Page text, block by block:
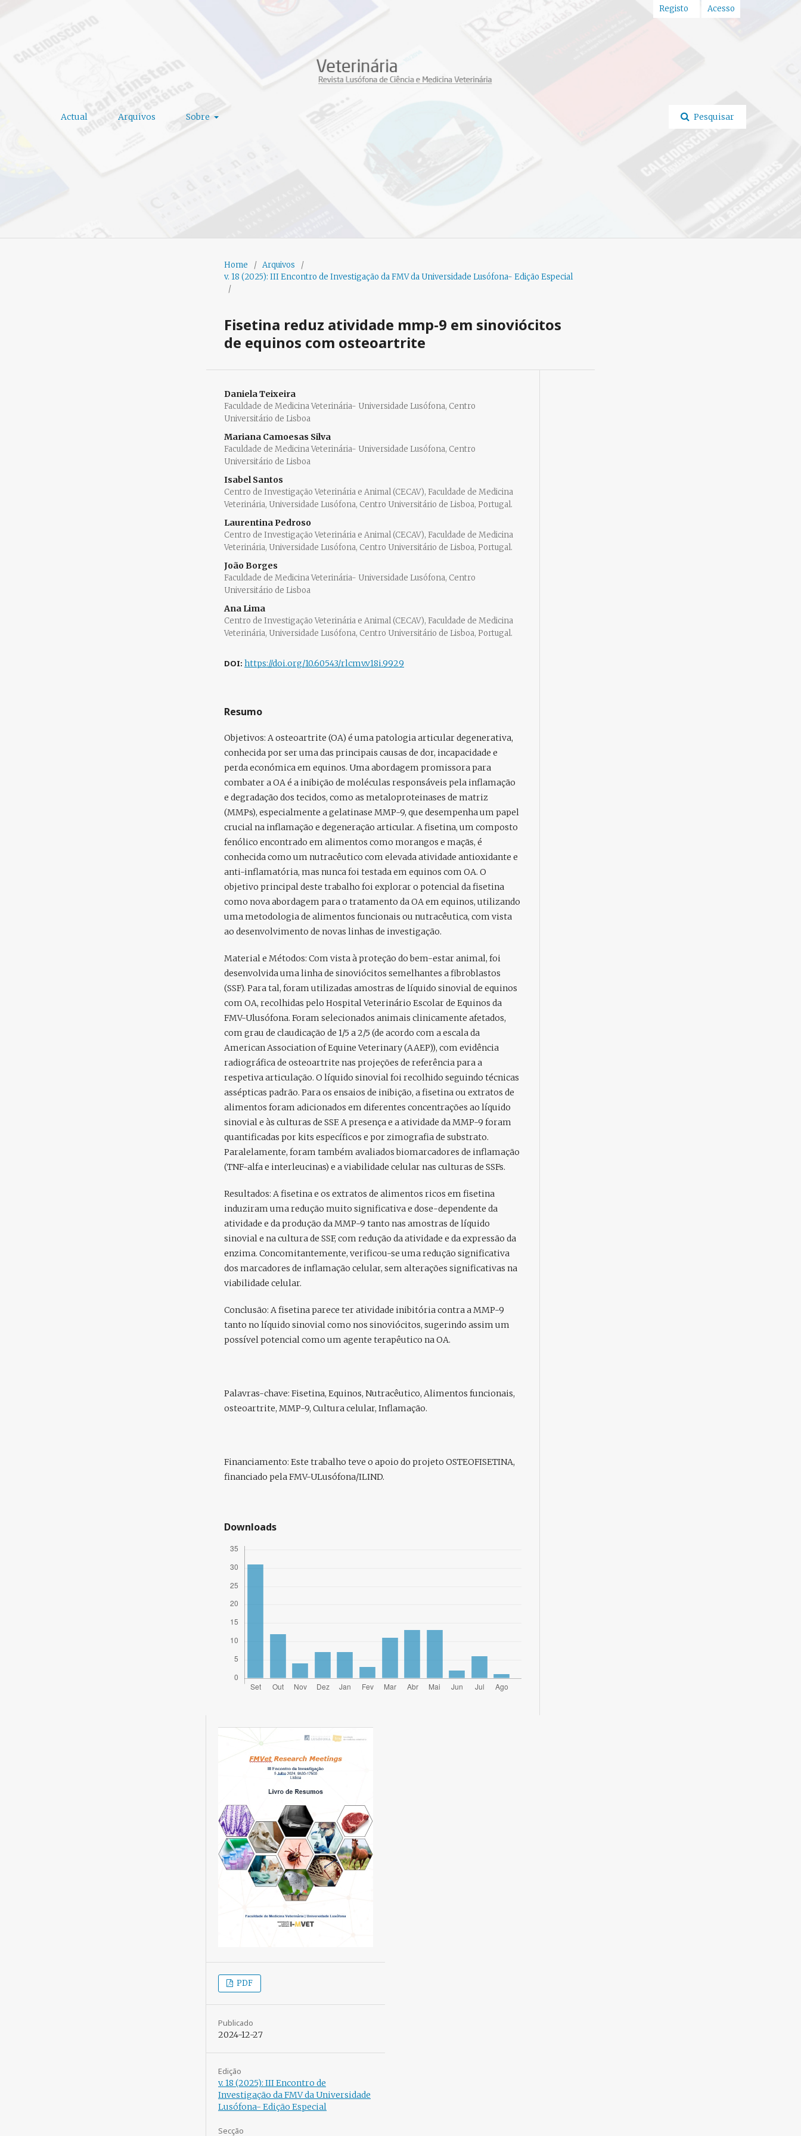
Actual Arquivos Sobre Pesquisar
Registo Acesso
Home / Arquivos
/
v. 18 (2025): III Encontro de Investigação da FMV da Universidade Lusófona- Edição Especial
/
Fisetina reduz atividade mmp-9 em sinoviócitos
de equinos com osteoartrite
Daniela Teixeira
Faculdade de Medicina Veterinária- Universidade Lusófona, Centro
Universitário de Lisboa
Mariana Camoesas Silva
Faculdade de Medicina Veterinária- Universidade Lusófona, Centro
Universitário de Lisboa
Isabel Santos
Centro de Investigação Veterinária e Animal (CECAV), Faculdade de Medicina
Veterinária, Universidade Lusófona, Centro Universitário de Lisboa, Portugal.
Laurentina Pedroso
Centro de Investigação Veterinária e Animal (CECAV), Faculdade de Medicina
Veterinária, Universidade Lusófona, Centro Universitário de Lisboa, Portugal.
João Borges
Faculdade de Medicina Veterinária- Universidade Lusófona, Centro
Universitário de Lisboa
Ana Lima
Centro de Investigação Veterinária e Animal (CECAV), Faculdade de Medicina
Veterinária, Universidade Lusófona, Centro Universitário de Lisboa, Portugal.
DOI: https://doi.org/10.60543/rlcmv.v18i.9929
Resumo
Objetivos: A osteoartrite (OA) é uma patologia articular degenerativa,
conhecida por ser uma das principais causas de dor, incapacidade e
perda económica em equinos. Uma abordagem promissora para
combater a OA é a inibição de moléculas responsáveis pela inflamação
e degradação dos tecidos, como as metaloproteinases de matriz
(MMPs), especialmente a gelatinase MMP-9, que desempenha um papel
crucial na inflamação e degeneração articular. A fisetina, um composto
fenólico encontrado em alimentos como morangos e maçãs, é
conhecida como um nutracêutico com elevada atividade antioxidante e
anti-inflamatória, mas nunca foi testada em equinos com OA. O
objetivo principal deste trabalho foi explorar o potencial da fisetina
como nova abordagem para o tratamento da OA em equinos, utilizando
uma metodologia de alimentos funcionais ou nutracêutica, com vista
ao desenvolvimento de novas linhas de investigação.
Material e Métodos: Com vista à proteção do bem-estar animal, foi
desenvolvida uma linha de sinoviócitos semelhantes a fibroblastos
(SSF). Para tal, foram utilizadas amostras de líquido sinovial de equinos
com OA, recolhidas pelo Hospital Veterinário Escolar de Equinos da
FMV-Ulusófona. Foram selecionados animais clinicamente afetados,
com grau de claudicação de 1/5 a 2/5 (de acordo com a escala da
American Association of Equine Veterinary (AAEP)), com evidência
radiográfica de osteoartrite nas projeções de referência para a
respetiva articulação. O líquido sinovial foi recolhido seguindo técnicas
assépticas padrão. Para os ensaios de inibição, a fisetina ou extratos de
alimentos foram adicionados em diferentes concentrações ao líquido
sinovial e às culturas de SSF. A presença e a atividade da MMP-9 foram
quantificadas por kits específicos e por zimografia de substrato.
Paralelamente, foram também avaliados biomarcadores de inflamação
(TNF-alfa e interleucinas) e a viabilidade celular nas culturas de SSFs.
Resultados: A fisetina e os extratos de alimentos ricos em fisetina
induziram uma redução muito significativa e dose-dependente da
atividade e da produção da MMP-9 tanto nas amostras de líquido
sinovial e na cultura de SSF, com redução da atividade e da expressão da
enzima. Concomitantemente, verificou-se uma redução significativa
dos marcadores de inflamação celular, sem alterações significativas na
viabilidade celular.
Conclusão: A fisetina parece ter atividade inibitória contra a MMP-9
tanto no líquido sinovial como nos sinoviócitos, sugerindo assim um
possível potencial como um agente terapêutico na OA.
Palavras-chave: Fisetina, Equinos, Nutracêutico, Alimentos funcionais,
osteoartrite, MMP-9, Cultura celular, Inflamação.
Financiamento: Este trabalho teve o apoio do projeto OSTEOFISETINA,
financiado pela FMV-ULusófona/ILIND.
Downloads
PDF
Publicado
2024-12-27
Edição
v. 18 (2025): III Encontro de
Investigação da FMV da Universidade
Lusófona- Edição Especial
Secção